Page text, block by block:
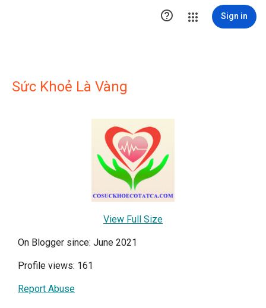
 Sign in
Sức Khoẻ Là Vàng
View Full Size
On Blogger since: June 2021
Profile views: 161
Report Abuse